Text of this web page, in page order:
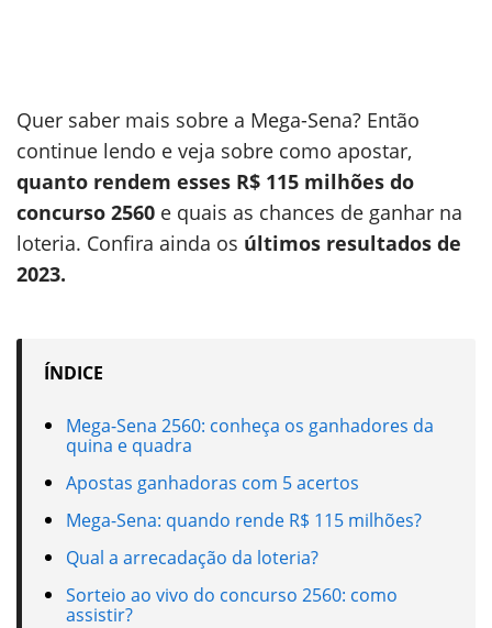
Quer saber mais sobre a Mega-Sena? Então
continue lendo e veja sobre como apostar,
quanto rendem esses R$ 115 milhões do
concurso 2560 e quais as chances de ganhar na
loteria. Confira ainda os últimos resultados de
2023.
ÍNDICE
Mega-Sena 2560: conheça os ganhadores da
quina e quadra
Apostas ganhadoras com 5 acertos
Mega-Sena: quando rende R$ 115 milhões?
Qual a arrecadação da loteria?
Sorteio ao vivo do concurso 2560: como
assistir?